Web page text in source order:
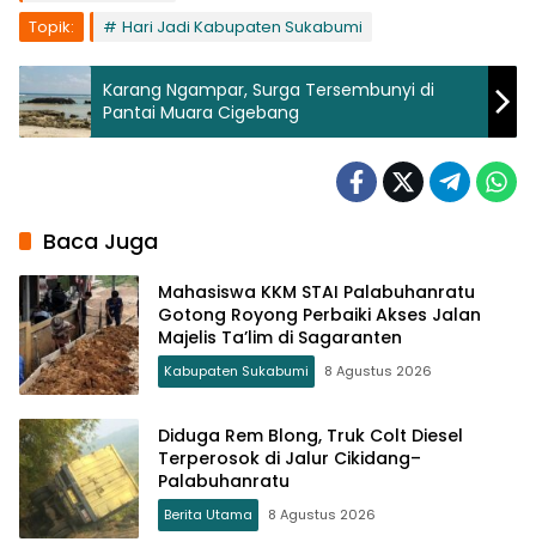
Topik:
Hari Jadi Kabupaten Sukabumi
Karang Ngampar, Surga Tersembunyi di
Pantai Muara Cigebang
Baca Juga
Mahasiswa KKM STAI Palabuhanratu
Gotong Royong Perbaiki Akses Jalan
Majelis Ta’lim di Sagaranten
Kabupaten Sukabumi 8 Agustus 2026
Diduga Rem Blong, Truk Colt Diesel
Terperosok di Jalur Cikidang–
Palabuhanratu
Berita Utama 8 Agustus 2026